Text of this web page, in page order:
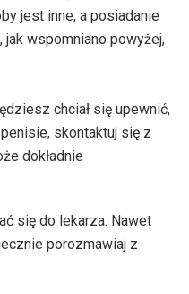
jest inne, a posiadanie
wspomniano powyżej,
chciał się upewnić,
skontaktuj się z
dokładnie
się do lekarza. Nawet
porozmawiaj z